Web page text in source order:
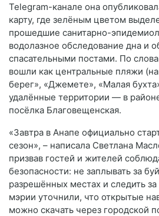
Telegram-канале она
карту, где зелёным цветом
прошедшие санитарно-
водолазное обследование дна и
спасательными постами. По
вошли как центральные пляжи
берег», «Джемете», «Малая
удалённые территории — в
посёлка Благовещенская.
«Завтра в Анапе официально
сезон», – написала Светлана
призвав гостей и жителей
безопасности: не заплывать за
разрешённых местах и следить
мэрии уточнили, что открытые
можно скачать через городской